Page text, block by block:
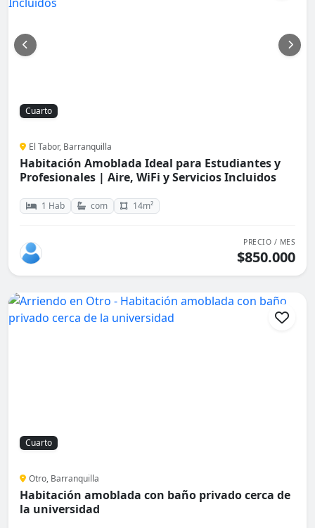
Cuarto
El Tabor, Barranquilla
Habitación Amoblada Ideal para Estudiantes y
Profesionales | Aire, WiFi y Servicios Incluidos
1 Hab com 14m²
PRECIO / MES
$850.000
Cuarto
Otro, Barranquilla
Habitación amoblada con baño privado cerca de
la universidad